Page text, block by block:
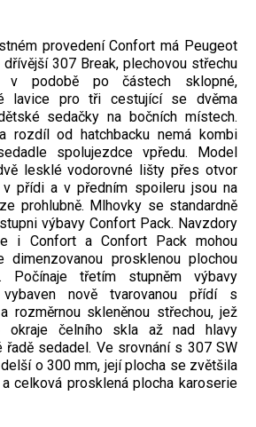
provedení Confort má Peugeot
307 Break, plechovou střechu
podobě po částech sklopné,
lavice pro tři cestující se dvěma
sedačky na bočních místech.
rozdíl od hatchbacku nemá kombi
spolujezdce vpředu. Model
lesklé vodorovné lišty přes otvor
přídi a v předním spoileru jsou na
prohlubně. Mlhovky se standardně
výbavy Confort Pack. Navzdory
i Confort a Confort Pack mohou
dimenzovanou prosklenou plochou
Počínaje třetím stupněm výbavy
nově tvarovanou přídí s
rozměrnou skleněnou střechou, jež
okraje čelního skla až nad hlavy
řadě sedadel. Ve srovnání s 307 SW
o 300 mm, její plocha se zvětšila
celková prosklená ­plocha karoserie